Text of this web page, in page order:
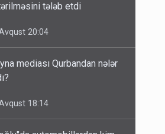
tələb etdi
20:04
mediası Qurbandan nələr
18:14